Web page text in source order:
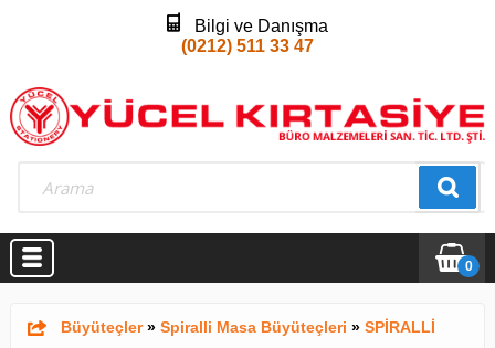
Bilgi ve Danışma
(0212) 511 33 47
0
Büyüteçler» Spiralli Masa Büyüteçleri » SPİRALLİ